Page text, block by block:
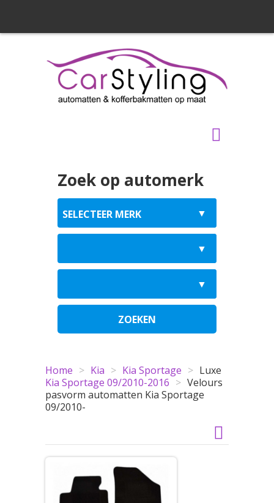
Zoek op automerk
ZOEKEN
Home > Kia > Kia Sportage >
Kia Sportage 09/2010-2016 >
Luxe
Velours
pasvorm automatten Kia Sportage
09/2010-